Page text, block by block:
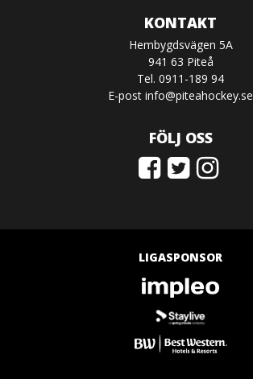
KONTAKT
Hembygdsvägen 5A
941 63 Piteå
Tel. 0911-189 94
E-post info@piteahockey.se
FÖLJ OSS
LIGASPONSOR